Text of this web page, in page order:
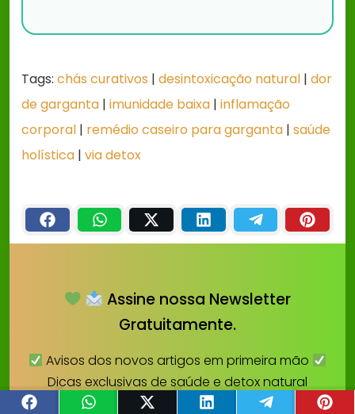
Tags: chás curativos | desintoxicação natural | dor
de garganta | imunidade baixa | inflamação
corporal | remédio caseiro para garganta | saúde
holística | via detox
Assine nossa Newsletter
Gratuitamente.
Avisos dos novos artigos em primeira mão
Dicas exclusivas de saúde e detox natural